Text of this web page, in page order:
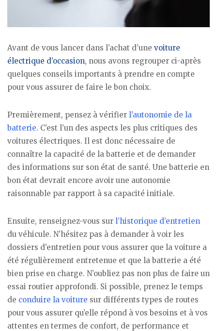
Avant de vous lancer dans l’achat d’une voiture
électrique d’occasion, nous avons regrouper ci-après
quelques conseils importants à prendre en compte
pour vous assurer de faire le bon choix.
Premièrement, pensez à vérifier l’autonomie de la
batterie. C’est l’un des aspects les plus critiques des
voitures électriques. Il est donc nécessaire de
connaître la capacité de la batterie et de demander
des informations sur son état de santé. Une batterie en
bon état devrait encore avoir une autonomie
raisonnable par rapport à sa capacité initiale.
Ensuite, renseignez-vous sur l’historique d’entretien
du véhicule. N’hésitez pas à demander à voir les
dossiers d’entretien pour vous assurer que la voiture a
été régulièrement entretenue et que la batterie a été
bien prise en charge. N’oubliez pas non plus de faire un
essai routier approfondi. Si possible, prenez le temps
de conduire la voiture sur différents types de routes
pour vous assurer qu’elle répond à vos besoins et à vos
attentes en termes de confort, de performance et